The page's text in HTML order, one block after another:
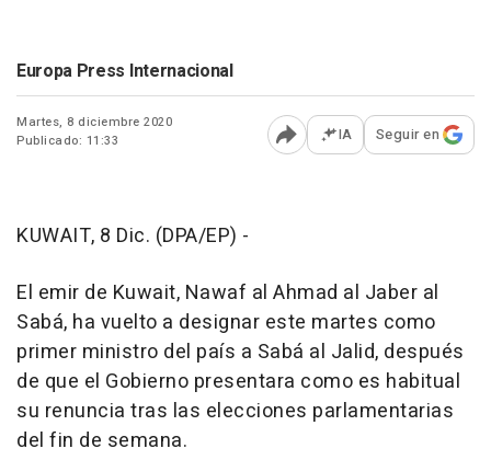
Europa Press Internacional
Martes, 8 diciembre 2020
Publicado: 11:33
Abrir opciones para
IA Seguir en
KUWAIT, 8 Dic. (DPA/EP) -
El emir de Kuwait, Nawaf al Ahmad al Jaber al
Sabá, ha vuelto a designar este martes como
primer ministro del país a Sabá al Jalid, después
de que el Gobierno presentara como es habitual
su renuncia tras las elecciones parlamentarias
del fin de semana.